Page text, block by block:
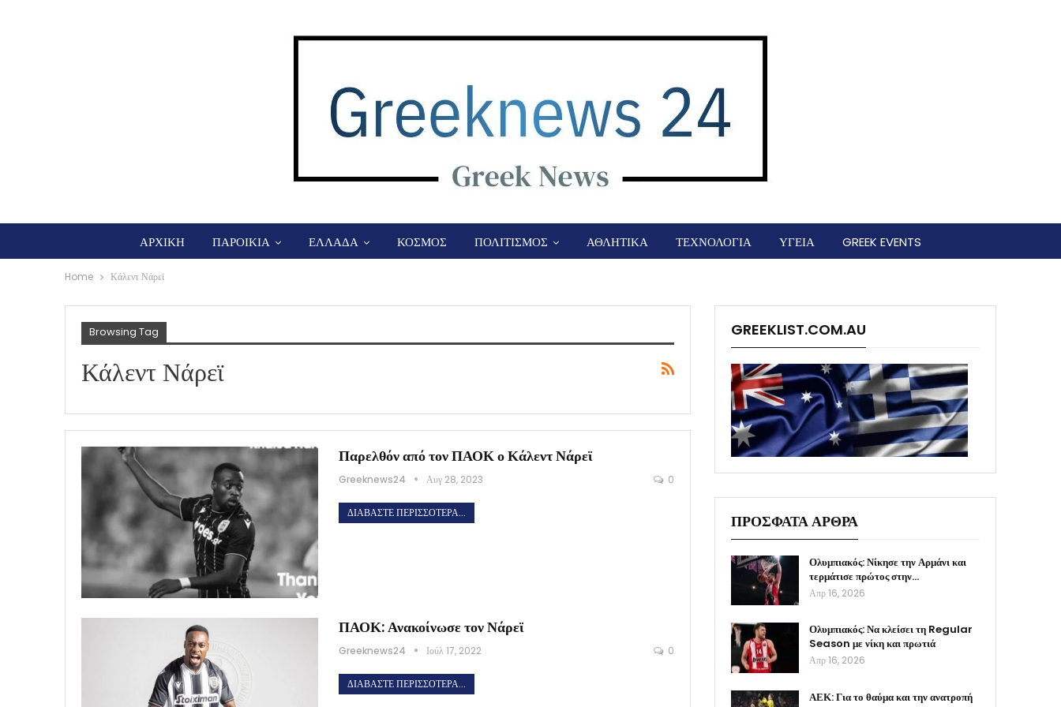
ΑΡΧΙΚΗ ΠΑΡΟΙΚΙΑ ΕΛΛΑΔΑ ΚΟΣΜΟΣ ΠΟΛΙΤΙΣΜΟΣ ΑΘΛΗΤΙΚΑ ΤΕΧΝΟΛΟΓΙΑ ΥΓΕΙΑ GREEK EVENTS
Home Κάλεντ Νάρεϊ
Browsing Tag
Κάλεντ Νάρεϊ
Παρελθόν από τον ΠΑΟΚ ο Κάλεντ Νάρεϊ
Greeknews24 Αυγ 28, 2023 0
ΔΙΑΒΆΣΤΕ ΠΕΡΙΣΣΌΤΕΡΑ...
ΠΑΟΚ: Ανακοίνωσε τον Νάρεϊ
Greeknews24 Ιούλ 17, 2022 0
ΔΙΑΒΆΣΤΕ ΠΕΡΙΣΣΌΤΕΡΑ...
GREEKLIST.COM.AU
ΠΡΟΣΦΑΤΑ ΑΡΘΡΑ
Ολυμπιακός: Νίκησε την Αρμάνι και
τερμάτισε πρώτος στην…
Απρ 16, 2026
Ολυμπιακός: Να κλείσει τη Regular
Season με νίκη και πρωτιά
Απρ 16, 2026
ΑΕΚ: Για το θαύμα και την ανατροπή